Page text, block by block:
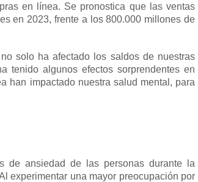
en línea. Se pronostica que las ventas
en 2023, frente a los 800.000 millones de
solo ha afectado los saldos de nuestras
tenido algunos efectos sorprendentes en
han impactado nuestra salud mental, para
deansiedad de las personasdurante la
experimentar una mayor preocupación por